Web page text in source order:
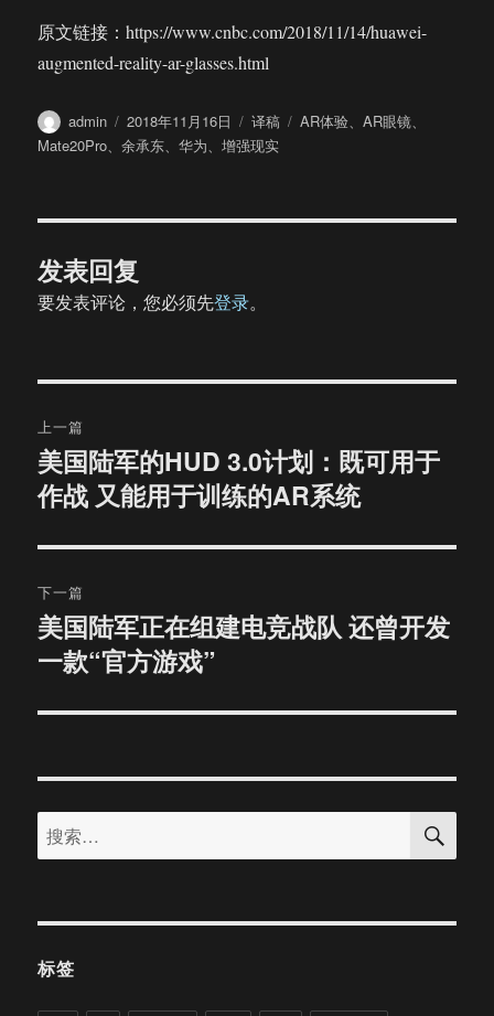
原文链接：https://www.cnbc.com/2018/11/14/huawei-
augmented-reality-ar-glasses.html
作
者
admin
发
布
2018年11月16日
分
类
译稿
标
AR体验、AR眼镜、
Mate20Pro、余承东、华为、增强现实
发表回复
要发表评论，您必须先登录。
章
导
航
上一篇
上
篇
章：
美国陆军的HUD 3.0计划：既可用于
作战 又能用于训练的AR系统
下一篇
下
篇
章：
美国陆军正在组建电竞战队 还曾开发
一款“官方游戏”
搜
索：
搜
标签